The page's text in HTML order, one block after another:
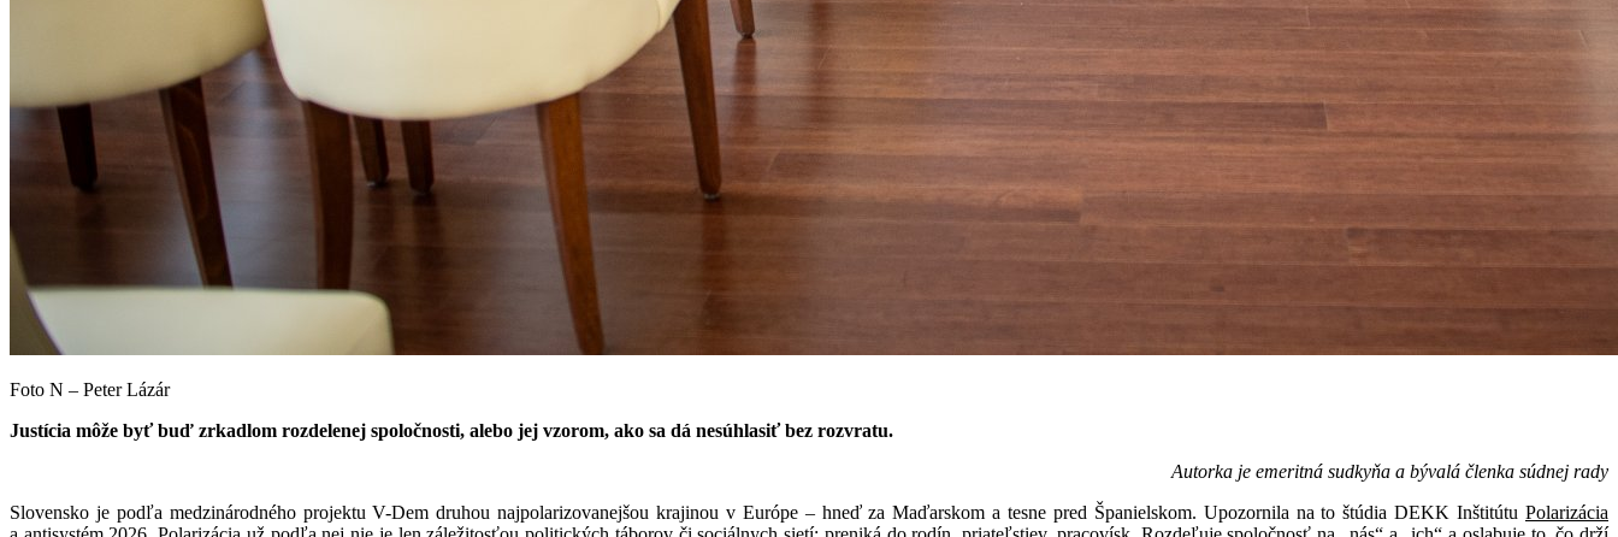
Foto N – Peter Lázár
Justícia môže byť buď zrkadlom rozdelenej spoločnosti, alebo jej vzorom, ako sa dá nesúhlasiť bez rozvratu.
Autorka je emeritná sudkyňa a bývalá členka súdnej rady
Slovensko je podľa medzinárodného projektu V-Dem druhou najpolarizovanejšou krajinou v Európe – hneď za Maďarskom a tesne pred Španielskom. Upozornila na to štúdia DEKK Inštitútu Polarizácia